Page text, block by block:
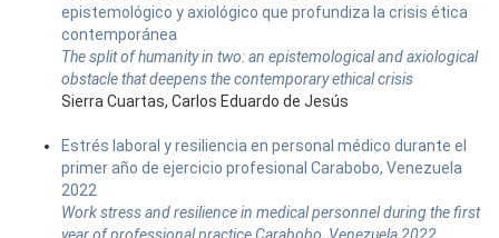
epistemológico y axiológico que profundiza la crisis ética
contemporánea
The split of humanity in two: an epistemological and axiological
obstacle that deepens the contemporary ethical crisis
Sierra Cuartas, Carlos Eduardo de Jesús
Estrés laboral y resiliencia en personal médico durante el
primer año de ejercicio profesional Carabobo, Venezuela
2022
Work stress and resilience in medical personnel during the first